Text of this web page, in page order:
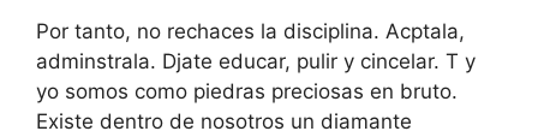
Por tanto, no rechaces la disciplina. Acptala,
adminstrala. Djate educar, pulir y cincelar. T y
yo somos como piedras preciosas en bruto.
Existe dentro de nosotros un diamante